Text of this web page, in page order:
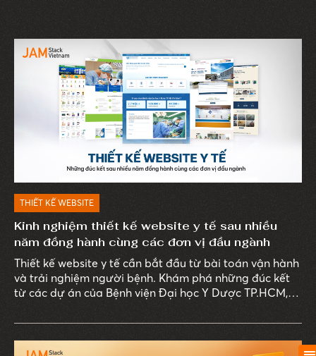
THIẾT KẾ WEBSITE
Kinh nghiệm thiết kế website y tế sau nhiều
năm đồng hành cùng các đơn vị đầu ngành
Thiết kế website y tế cần bắt đầu từ bài toán vận hành
và trải nghiệm người bệnh. Khám phá những đúc kết
từ các dự án của Bệnh viện Đại học Y Dược TP.HCM,
Phương Chính.